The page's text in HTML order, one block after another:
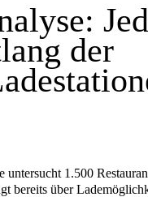
der
bereits über